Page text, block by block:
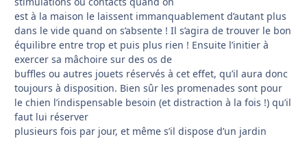
est à la maison le laissent immanquablement d’autant plus
dans le vide quand on s’absente ! Il s’agira de trouver le bon
équilibre entre trop et puis plus rien ! Ensuite l’initier à
exercer sa mâchoire sur des os de
buffles ou autres jouets réservés à cet effet, qu’il aura donc
toujours à disposition. Bien sûr les promenades sont pour
le chien l’indispensable besoin (et distraction à la fois !) qu’il
faut lui réserver
plusieurs fois par jour, et même s’il dispose d’un jardin